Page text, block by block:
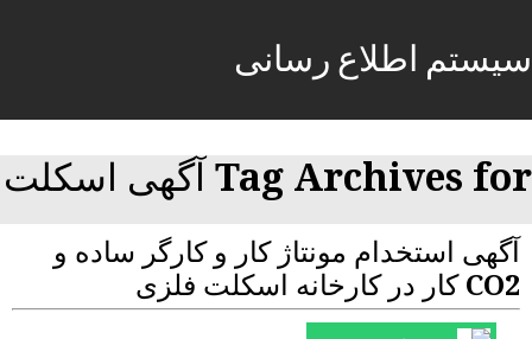
سیستم اطلاع رسانی
Tag Archives for آگهی اسکلت
آگهی استخدام مونتاژ کار و کارگر ساده و
CO2 کار در کارخانه اسکلت فلزی